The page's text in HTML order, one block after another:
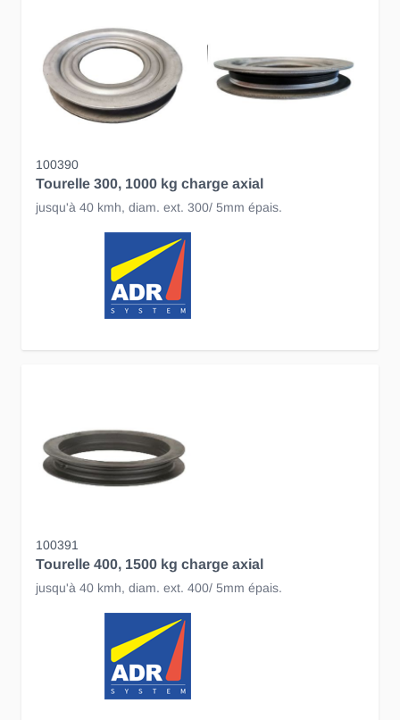
100390
Tourelle 300, 1000 kg charge axial
jusqu'à 40 kmh, diam. ext. 300/ 5mm épais.
100391
Tourelle 400, 1500 kg charge axial
jusqu'à 40 kmh, diam. ext. 400/ 5mm épais.